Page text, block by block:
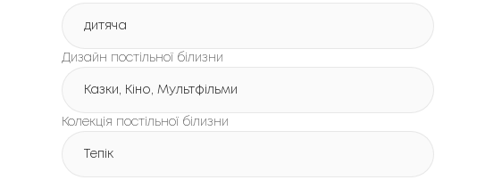
дитяча
Дизайн постільної білизни
Казки, Кіно, Мультфільми
Колекція постільної білизни
Тепік